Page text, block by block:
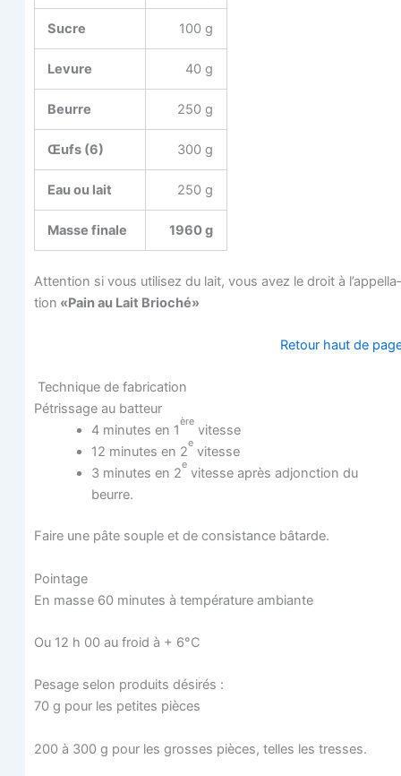
Sucre 100 g
Levure 40 g
Beurre 250 g
Œufs (6) 300 g
Eau ou lait 250 g
Masse finale 1960 g
Atten­tion si vous uti­li­sez du lait, vous avez le droit à l’ap­pel­la­
tion «Pain au Lait Brioché»
Retour haut de
Tech­nique de fabrication
Pétris­sage au batteur
4 minutes en 1
ère
vitesse
12 minutes en 2
e
vitesse
3 minutes en 2
e
vitesse après adjonc­tion du
beurre.
Faire une pâte souple et de consis­tance bâtarde.
Poin­tage
En masse 60 minutes à tem­pé­ra­ture ambiante
Ou 12 h 00 au froid à + 6°C
Pesage selon pro­duits désirés :
70 g pour les petites pièces
200 à 300 g pour les grosses pièces, telles les tresses.